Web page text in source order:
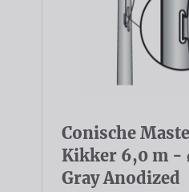
Conische
Kikker 6,0 m -
Gray Anodized